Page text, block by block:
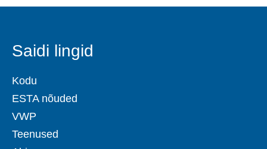
Saidi lingid
Kodu
ESTA nõuded
VWP
Teenused